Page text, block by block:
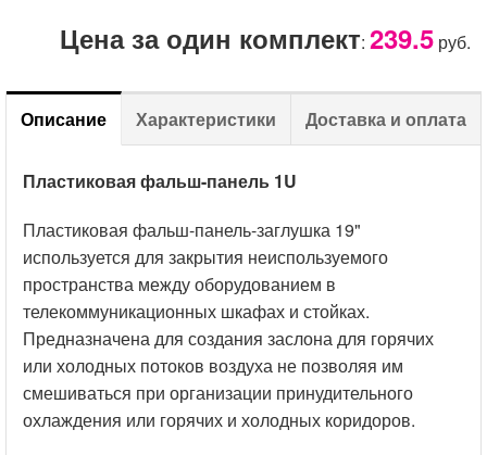
Цена за один комплект: 239.5 руб.
Описание Характеристики Доставка и оплата
Пластиковая фальш-панель 1U
Пластиковая фальш-панель-заглушка 19"
используется для закрытия неиспользуемого
пространства между оборудованием в
телекоммуникационных шкафах и стойках.
Предназначена для создания заслона для горячих
или холодных потоков воздуха не позволяя им
смешиваться при организации принудительного
охлаждения или горячих и холодных коридоров.
Подробные характеристики
Монтажная высота: 1U
Цвет: черный
Цвет RAL: RAL 9005 (от 1000 штук возможен любой
цвет)
Материал: АБС-пластик
Доставка и оплата
Доставка
Доставка по Москве курьером -300 рублей
Доставка за пределы МКАД до 10 км -600 рублей.
Самовывоз со склада г. Москва, ул. Котляковская 7/13
-бесплатно.